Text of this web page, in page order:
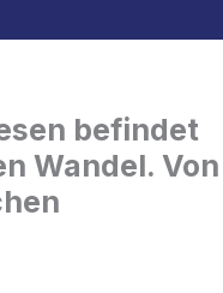
befindet
Wandel. Von